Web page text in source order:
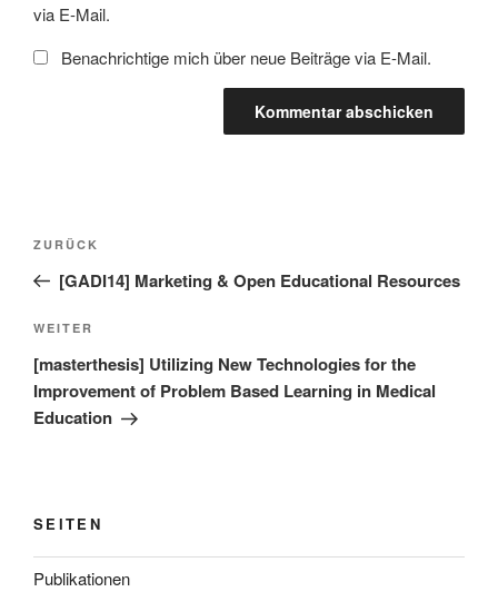
via E-Mail.
Benachrichtige mich über neue Beiträge via E-Mail.
Beitragsnavigation
Vorheriger
Beitrag
ZURÜCK
[GADI14] Marketing & Open Educational Resources
Nächster
Beitrag
WEITER
[masterthesis] Utilizing New Technologies for the
Improvement of Problem Based Learning in Medical
Education
SEITEN
Publikationen